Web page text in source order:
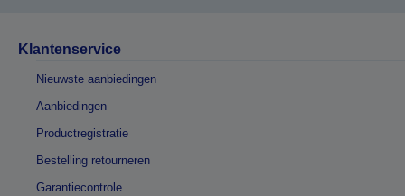
Klantenservice
Nieuwste aanbiedingen
Aanbiedingen
Productregistratie
Bestelling retourneren
Garantiecontrole